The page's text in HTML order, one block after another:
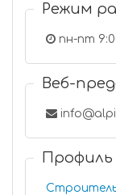
Режим
пн-пт
Веб-